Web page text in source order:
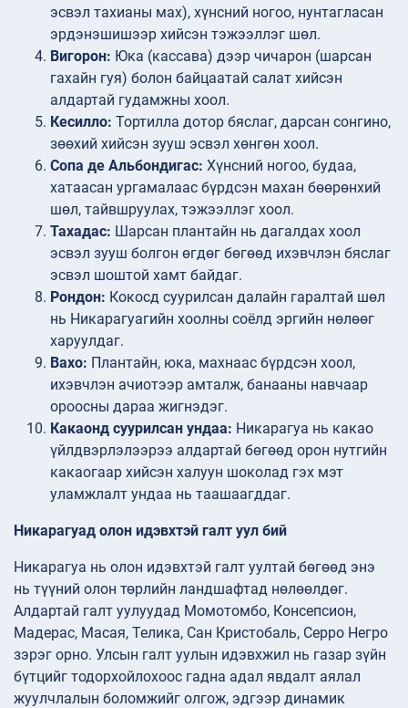
эсвэл тахианы мах), хүнсний ногоо, нунтагласан
эрдэнэшишээр хийсэн тэжээллэг шөл.
Вигорон: Юка (кассава) дээр чичарон (шарсан
гахайн гуя) болон байцаатай салат хийсэн
алдартай гудамжны хоол.
Кесилло: Тортилла дотор бяслаг, дарсан сонгино,
зөөхий хийсэн зууш эсвэл хөнгөн хоол.
Сопа де Альбондигас: Хүнсний ногоо, будаа,
хатаасан ургамалаас бүрдсэн махан бөөрөнхий
шөл, тайвшруулах, тэжээллэг хоол.
Тахадас: Шарсан плантайн нь дагалдах хоол
эсвэл зууш болгон өгдөг бөгөөд ихэвчлэн бяслаг
эсвэл шоштой хамт байдаг.
Рондон: Кокосд суурилсан далайн гаралтай шөл
нь Никарагуагийн хоолны соёлд эргийн нөлөөг
харуулдаг.
Вахо: Плантайн, юка, махнаас бүрдсэн хоол,
ихэвчлэн ачиотээр амталж, банааны навчаар
ороосны дараа жигнэдэг.
Какаонд суурилсан ундаа: Никарагуа нь какао
үйлдвэрлэлээрээ алдартай бөгөөд орон нутгийн
какаогаар хийсэн халуун шоколад гэх мэт
уламжлалт ундаа нь таашаагддаг.
Никарагуад олон идэвхтэй галт уул бий
Никарагуа нь олон идэвхтэй галт уултай бөгөөд энэ
нь түүний олон төрлийн ландшафтад нөлөөлдөг.
Алдартай галт уулуудад Момотомбо, Консепсион,
Мадерас, Масая, Телика, Сан Кристобаль, Серро Негро
зэрэг орно. Улсын галт уулын идэвхжил нь газар зүйн
бүтцийг тодорхойлохоос гадна адал явдалт аялал
жуулчлалын боломжийг олгож, эдгээр динамик